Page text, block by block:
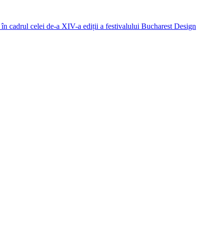
cadrul celei de-a XIV-a ediții a festivalului Bucharest Design